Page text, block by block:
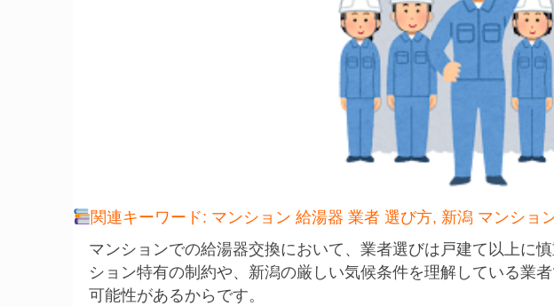
関連キーワード: マンション 給湯器 業者 選び方, 新潟 マンショ
マンションでの給湯器交換において、業者選びは戸建て以上に
ション特有の制約や、新潟の厳しい気候条件を理解している業
可能性があるからです。